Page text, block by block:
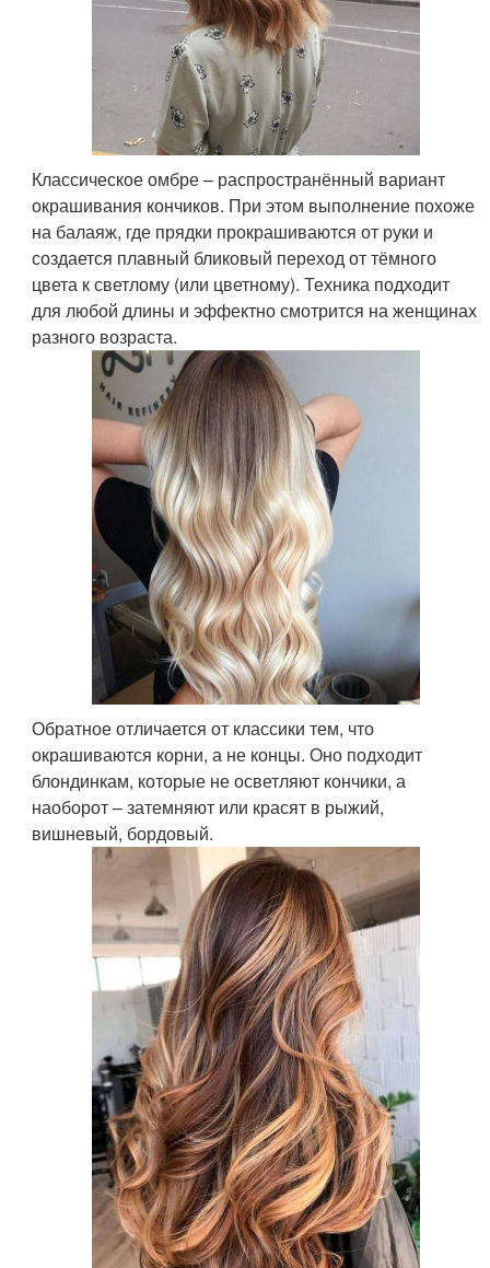
Классическое омбре – распространённый вариант
окрашивания кончиков. При этом выполнение похоже
на балаяж, где прядки прокрашиваются от руки и
создается плавный бликовый переход от тёмного
цвета к светлому (или цветному). Техника подходит
для любой длины и эффектно смотрится на женщинах
разного возраста.
Обратное отличается от классики тем, что
окрашиваются корни, а не концы. Оно подходит
блондинкам, которые не осветляют кончики, а
наоборот – затемняют или красят в рыжий,
вишневый, бордовый.